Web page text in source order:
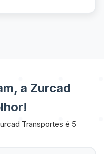
a Zurcad
Transportes é 5